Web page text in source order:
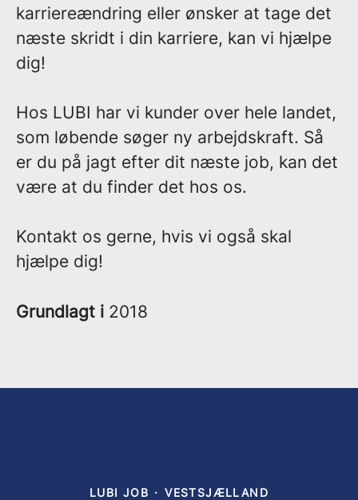
karriereændring eller ønsker at tage det
næste skridt i din karriere, kan vi hjælpe
dig!
Hos LUBI har vi kunder over hele landet,
som løbende søger ny arbejdskraft. Så
er du på jagt efter dit næste job, kan det
være at du finder det hos os.
Kontakt os gerne, hvis vi også skal
hjælpe dig!
Grundlagt i 2018
LUBI JOB · VESTSJÆLLAND